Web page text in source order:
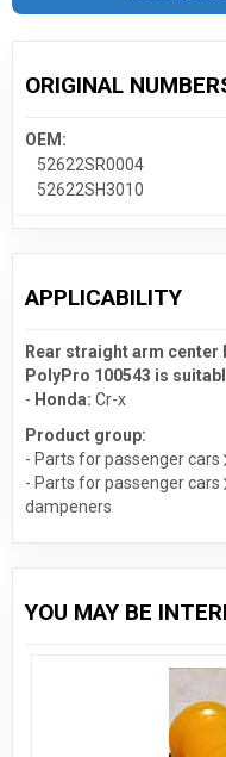
ORIGINAL
OEM:
52622SR0004
52622SH3010
APPLICABILITY
Rear straight arm center
PolyPro 100543 is
- Honda: Cr-x
Product group:
- Parts for passenger cars
- Parts for passenger cars
dampeners
YOU MAY BE